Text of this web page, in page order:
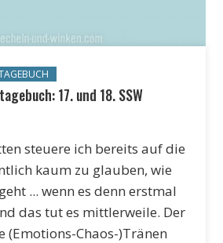
17. und 18. SSW
steuere ich bereits auf die
kaum zu glauben, wie
... wenn es denn erstmal
das tut es mittlerweile. Der
(Emotions-Chaos-)Tränen